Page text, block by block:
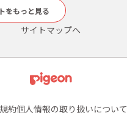
をもっと見る
サイトマップへ
約個人情報の取り扱いについて